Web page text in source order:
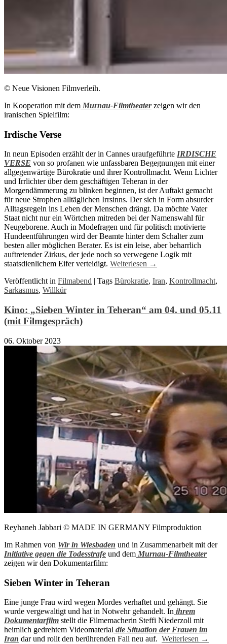
© Neue Visionen Filmverleih.
In Kooperation mit dem Murnau-Filmtheaterzeigen wir den
iranischen Spielfilm:
Irdische Verse
In neun Episoden erzählt der in Cannes uraufgeführte IRDISCHE
VERSE von so profanen wie unfassbaren Begegnungen mit einer
allgegenwärtige Bürokratie und ihrer Kontrollmacht. Wenn Lichter
und Irrlichter über dem geschäftigen Teheran in der
Morgendämmerung zu blinken beginnen, ist der Auftakt gemacht
für neue Strophen alltäglichen Irrsinns. Der sich in Form absurder
Alltagsregeln ins Leben der Menschen drängt. Da möchte Vater
Staat nicht nur ein Wörtchen mitreden bei der Namenswahl für
Neugeborene. Auch in Modefragen und für politisch motivierte
Hundeentführungen wird der Beamte hinter dem Schalter zum
besten aller möglichen Berater. Es ist ein leise, aber beharrlich
auftretender Zirkus, der jede noch so verwegene Logik mit
staatsdienlichem Eifer verteidigt. Weiterlesen →
Veröffentlicht in Filmabend | Tags Bürokratie, Iran, Kontrollmacht,
Sarkasmus, Willkür
Kino: „Sieben Winter in Teheran“ am 04. und 05.11
(mit Filmgespräch)
06. Oktober 2023
Reyhaneh Jabbari © MADE IN GERMANY Filmproduktion
Im Rahmen von Wir in Wiesbaden und in Zusammenarbeit mit der
Initiative gegen die Todesstrafe und dem Murnau-Filmtheater
zeigen wir den Dokumentarfilm:
Sieben Winter in Teheran
Eine junge Frau wird wegen Mordes verhaftet und gehängt. Sie
wurde vergewaltigt und hat in Notwehr gehandelt. In ihrem
Dokumentarfilm stellt die Filmemacherin Steffi Niederzoll mit
heimlich gedrehtem Videomaterial die Situation der Frauen im
Iran dar und rollt den berührenden Fall neu auf. Weiterlesen →